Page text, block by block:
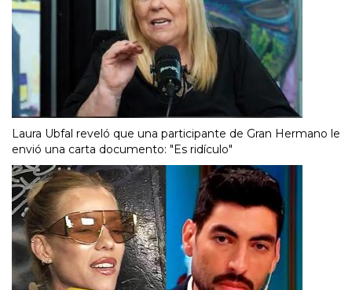
Laura Ubfal reveló que una participante de Gran Hermano le
envió una carta documento: "Es ridículo"